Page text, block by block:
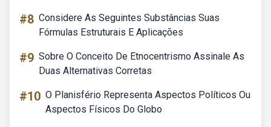
#8 Considere As Seguintes Substâncias Suas
Fórmulas Estruturais E Aplicações
#9 Sobre O Conceito De Etnocentrismo Assinale As
Duas Alternativas Corretas
#10 O Planisfério Representa Aspectos Políticos Ou
Aspectos Físicos Do Globo